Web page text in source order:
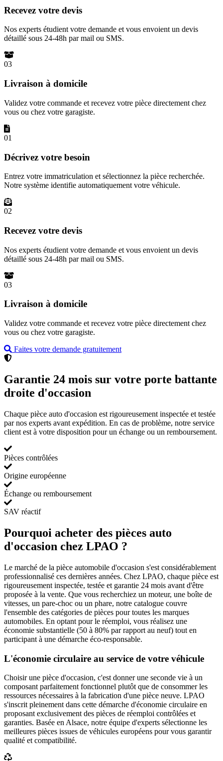
Recevez votre devis
Nos experts étudient votre demande et vous envoient un devis
détaillé sous 24-48h par mail ou SMS.
03
Livraison à domicile
Validez votre commande et recevez votre pièce directement chez
vous ou chez votre garagiste.
01
Décrivez votre besoin
Entrez votre immatriculation et sélectionnez la pièce recherchée.
Notre système identifie automatiquement votre véhicule.
02
Recevez votre devis
Nos experts étudient votre demande et vous envoient un devis
détaillé sous 24-48h par mail ou SMS.
03
Livraison à domicile
Validez votre commande et recevez votre pièce directement chez
vous ou chez votre garagiste.
Faites votre demande gratuitement
Garantie 24 mois sur votre porte battante
droite d'occasion
Chaque pièce auto d'occasion est rigoureusement inspectée et testée
par nos experts avant expédition. En cas de problème, notre service
client est à votre disposition pour un échange ou un remboursement.
Pièces contrôlées
Origine européenne
Échange ou remboursement
SAV réactif
Pourquoi acheter des pièces auto
d'occasion chez LPAO ?
Le marché de la pièce automobile d'occasion s'est considérablement
professionnalisé ces dernières années. Chez LPAO, chaque pièce est
rigoureusement inspectée, testée et garantie 24 mois avant d'être
proposée à la vente. Que vous recherchiez un moteur, une boîte de
vitesses, un pare-choc ou un phare, notre catalogue couvre
l'ensemble des catégories de pièces pour toutes les marques
automobiles. En optant pour le réemploi, vous réalisez une
économie substantielle (50 à 80% par rapport au neuf) tout en
participant à une démarche éco-responsable.
L'économie circulaire au service de votre véhicule
Choisir une pièce d'occasion, c'est donner une seconde vie à un
composant parfaitement fonctionnel plutôt que de consommer les
ressources nécessaires à la fabrication d'une pièce neuve. LPAO
s'inscrit pleinement dans cette démarche d'économie circulaire en
proposant exclusivement des pièces de réemploi contrôlées et
garanties. Basée en Alsace, notre équipe d'experts sélectionne les
meilleures pièces issues de véhicules européens pour vous garantir
qualité et compatibilité.